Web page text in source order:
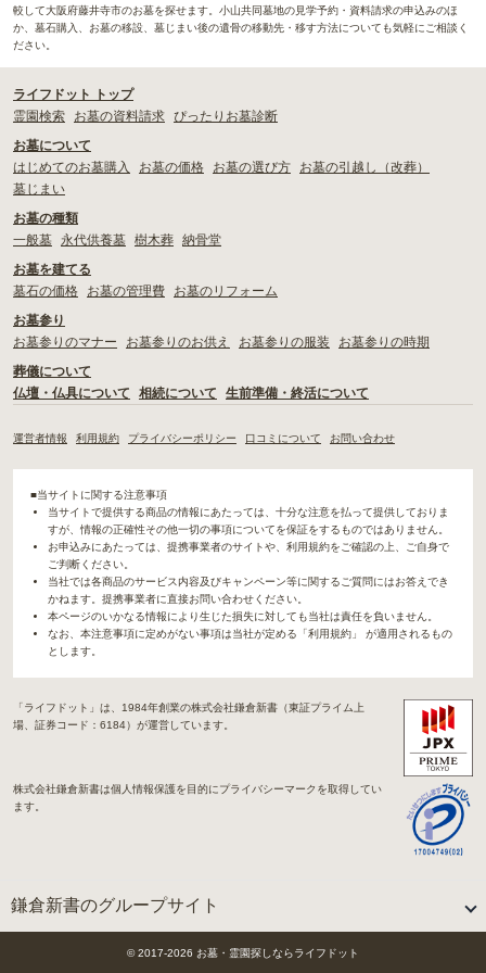
較して大阪府藤井寺市のお墓を探せます。小山共同墓地の見学予約・資料請求の申込みのほ
か、墓石購入、お墓の移設、墓じまい後の遺骨の移動先・移す方法についても気軽にご相談く
ださい。
ライフドット トップ
霊園検索
お墓の資料請求 ぴったりお墓診断
お墓について
はじめてのお墓購入
お墓の価格 お墓の選び方
お墓の引越し（改葬）
墓じまい
お墓の種類
一般墓
永代供養墓 樹木葬 納骨堂
お墓を建てる
墓石の価格
お墓の管理費
お墓のリフォーム
お墓参り
お墓参りのマナー
お墓参りのお供え お墓参りの服装
お墓参りの時期
葬儀について
仏壇・仏具について
相続について 生前準備・終活について
運営者情報 利用規約 プライバシーポリシー 口コミについて お問い合わせ
■当サイトに関する注意事項
当サイトで提供する商品の情報にあたっては、十分な注意を払って提供しておりま
すが、情報の正確性その他一切の事項についてを保証をするものではありません。
お申込みにあたっては、提携事業者のサイトや、利用規約をご確認の上、ご自身で
ご判断ください。
当社では各商品のサービス内容及びキャンペーン等に関するご質問にはお答えでき
かねます。提携事業者に直接お問い合わせください。
本ページのいかなる情報により生じた損失に対しても当社は責任を負いません。
なお、本注意事項に定めがない事項は当社が定める「利用規約」 が適用されるもの
とします。
「ライフドット」は、1984年創業の株式会社鎌倉新書（東証プライム上
場、証券コード：6184）が運営しています。
株式会社鎌倉新書は個人情報保護を目的にプライバシーマークを取得してい
ます。
鎌倉新書のグループサイト
「Life.（ライフドット）」関連サイト
© 2017-2026 お墓・霊園探しならライフドット